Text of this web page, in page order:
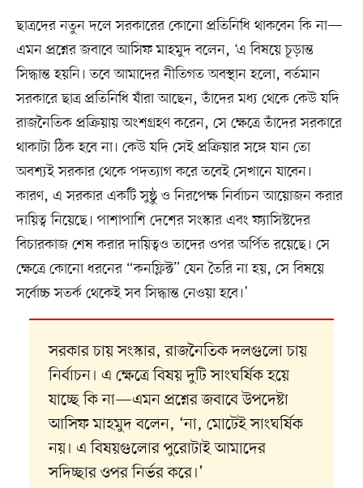
ছাত্রদের নতুন দলে সরকারের কোনো প্রতিনিধি থাকবেন কি না—
এমন প্রশ্নের জবাবে আসিফ মাহমুদ বলেন, ‘এ বিষয়ে চূড়ান্ত
সিদ্ধান্ত হয়নি। তবে আমাদের নীতিগত অবস্থান হলো, বর্তমান
সরকারে ছাত্র প্রতিনিধি যাঁরা আছেন, তাঁদের মধ্য থেকে কেউ যদি
রাজনৈতিক প্রক্রিয়ায় অংশগ্রহণ করেন, সে ক্ষেত্রে তাঁদের সরকারে
থাকাটা ঠিক হবে না। কেউ যদি সেই প্রক্রিয়ার সঙ্গে যান তো
অবশ্যই সরকার থেকে পদত্যাগ করে তবেই সেখানে যাবেন।
কারণ, এ সরকার একটি সুষ্ঠু ও নিরপেক্ষ নির্বাচন আয়োজন করার
দায়িত্ব নিয়েছে। পাশাপাশি দেশের সংস্কার এবং ফ্যাসিস্টদের
বিচারকাজ শেষ করার দায়িত্বও তাদের ওপর অর্পিত রয়েছে। সে
ক্ষেত্রে কোনো ধরনের “কনফ্লিক্ট” যেন তৈরি না হয়, সে বিষয়ে
সর্বোচ্চ সতর্ক থেকেই সব সিদ্ধান্ত নেওয়া হবে।’
সরকার চায় সংস্কার, রাজনৈতিক দলগুলো চায়
নির্বাচন। এ ক্ষেত্রে বিষয় দুটি সাংঘর্ষিক হয়ে
যাচ্ছে কি না—এমন প্রশ্নের জবাবে উপদেষ্টা
আসিফ মাহমুদ বলেন, ‘না, মোটেই সাংঘর্ষিক
নয়। এ বিষয়গুলোর পুরোটাই আমাদের
সদিচ্ছার ওপর নির্ভর করে।’